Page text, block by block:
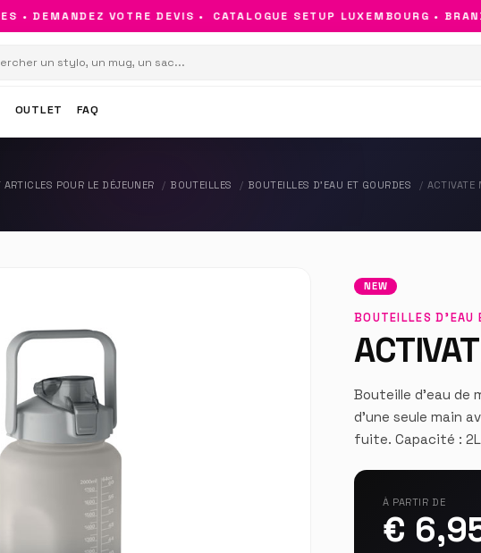
• DEMANDEZ VOTRE DEVIS • CATALOGUE SETUP LUXEMBOURG •
OUTLET FAQ
ARTICLES POUR LE DÉJEUNER BOUTEILLES BOUTEILLES D'EAU ET GOURDES ACTIVATE
NEW
BOUTEILLES D'EAU
Bouteille d'eau de
d'une seule main
fuite. Capacité :
À PARTIR DE
€